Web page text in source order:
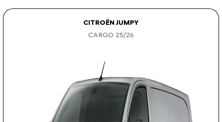
CITROËN JUMPY
CARGO 25/26